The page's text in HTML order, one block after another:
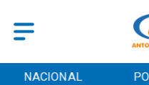
NACIONAL